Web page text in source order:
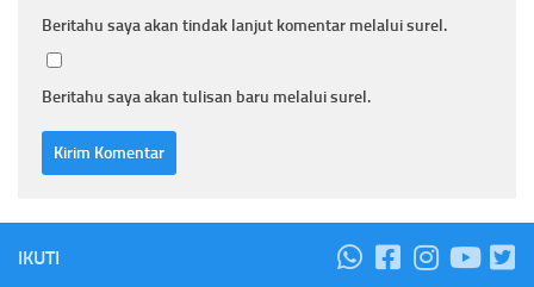
Beritahu saya akan tindak lanjut komentar melalui surel.
Beritahu saya akan tulisan baru melalui surel.
IKUTI